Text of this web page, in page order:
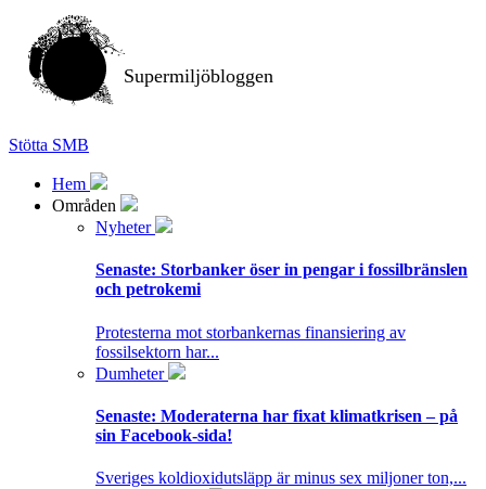
Supermiljöbloggen
Stötta SMB
Hem
Områden
Nyheter
Senaste: Storbanker öser in pengar i fossilbränslen
och petrokemi
Protesterna mot storbankernas finansiering av
fossilsektorn har...
Dumheter
Senaste: Moderaterna har fixat klimatkrisen – på
sin Facebook-sida!
Sveriges koldioxidutsläpp är minus sex miljoner ton,...